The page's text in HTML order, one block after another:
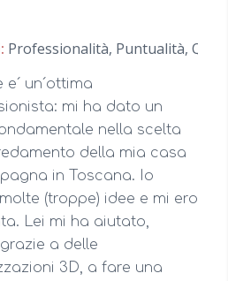
Professionalità, Puntualità,
e´ un´ottima
mi ha dato un
nella scelta
della mia casa
in Toscana. Io
(troppe) idee e mi ero
Lei mi ha aiutato,
a delle
3D, a fare una